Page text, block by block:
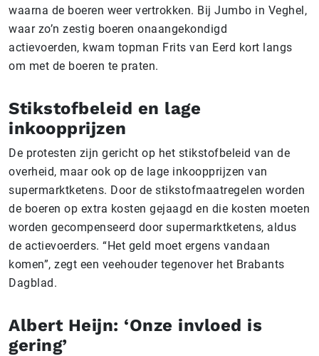
waarna de boeren weer vertrokken. Bij Jumbo in Veghel,
waar zo’n zestig boeren onaangekondigd
actievoerden, kwam topman Frits van Eerd kort langs
om met de boeren te praten.
Stikstofbeleid en lage
inkoopprijzen
De protesten zijn gericht op het stikstofbeleid van de
overheid, maar ook op de lage inkoopprijzen van
supermarktketens. Door de stikstofmaatregelen worden
de boeren op extra kosten gejaagd en die kosten moeten
worden gecompenseerd door supermarktketens, aldus
de actievoerders. “Het geld moet ergens vandaan
komen”, zegt een veehouder tegenover het Brabants
Dagblad.
Albert Heijn: ‘Onze invloed is
gering’